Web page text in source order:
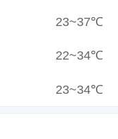
23~37℃
22~34℃
23~34℃